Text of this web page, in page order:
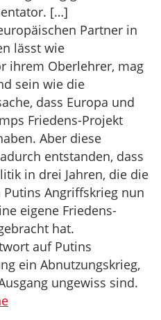
[…]
Partner in
lässt wie
ihrem Oberlehrer, mag
sein wie die
dass Europa und
Friedens-Projekt
Aber diese
entstanden, dass
in drei Jahren, die die
Angriffskrieg nun
eigene Friedens-
hat.
auf Putins
ein Abnutzungskrieg,
ungewiss sind.